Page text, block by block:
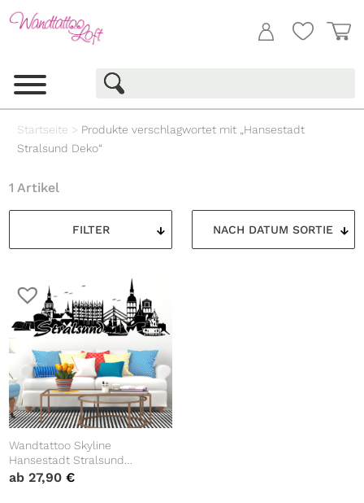
Startseite > Produkte verschlagwortet mit „Hansestadt
Stralsund Deko“
FILTER
1 Artikel
Wandtattoo Skyline
Hansestadt Stralsund
maritimes Wandbild
ab27,90€